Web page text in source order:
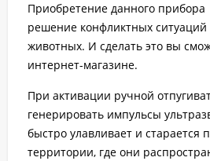
Приобретение данного
решение конфликтных ситуаций
животных. И сделать это вы
интернет-магазине.
При активации ручной
генерировать импульсы
быстро улавливает и старается
территории, где они